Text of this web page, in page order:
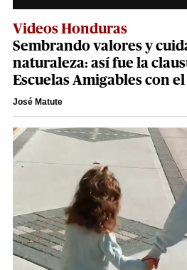
Videos Honduras
Sembrando valores y
naturaleza: así fue la
Escuelas Amigables con
José Matute